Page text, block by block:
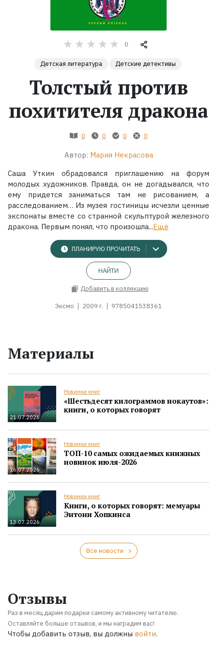
Коллекции
0
Детская литература Детские детективы
Толстый против
похитителя дракона
0 0 0 0
Автор: Мария Некрасова
Саша Уткин обрадовался приглашению на форум
молодых художников. Правда, он не догадывался, что
ему придется заниматься там не рисованием, а
расследованием… Из музея гостиницы исчезли ценные
экспонаты вместе со странной скульптурой железного
дракона. Первым понял, что произошла...Ещё
ПЛАНИРУЮ ПРОЧИТАТЬ
НАЙТИ
Добавить в коллекцию
Эксмо 2009 г. 9785041538361
Материалы
21.07.2026
Новинки книг
«Шестьдесят килограммов нокаутов»:
книги, о которых говорят
16.07.2026
Новинки книг
ТОП-10 самых ожидаемых книжных
новинок июля-2026
13.07.2026
Новинки книг
Книги, о которых говорят: мемуары
Энтони Хопкинса
Все новости
Отзывы
Раз в месяц дарим подарки самому активному читателю.
Оставляйте больше отзывов, и мы наградим вас!
Чтобы добавить отзыв, вы должны войти.